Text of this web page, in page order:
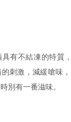
有不結凍的特質
刺激，減緩嗆味
別有一番滋味。